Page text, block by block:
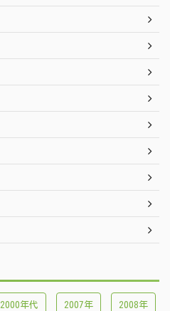
2000年代 2007年 2008年